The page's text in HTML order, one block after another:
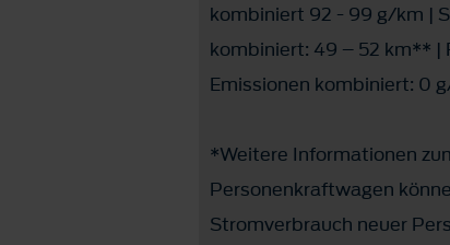
kombiniert 92 - 99 g/km |
kombiniert: 49 – 52 km** |
Emissionen kombiniert: 0
*Weitere Informationen
Personenkraftwagen
Stromverbrauch neuer